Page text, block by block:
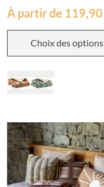
À partir de 119,90
Choix des options